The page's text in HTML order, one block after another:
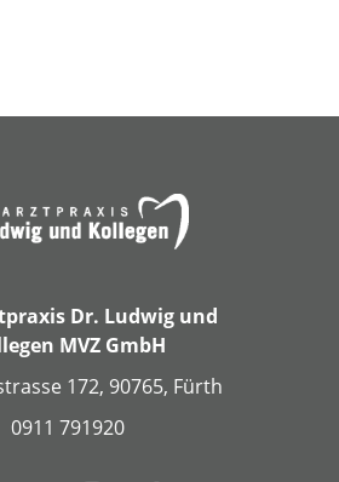
Dr. Ludwig und
MVZ GmbH
172, 90765, Fürth
0911 791920